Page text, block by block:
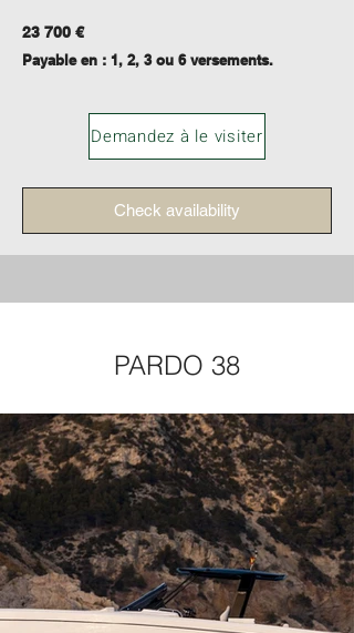
23 700 €
Payable en : 1, 2, 3 ou 6 versements.
Demandez à le visiter
Check availability
PARDO 38